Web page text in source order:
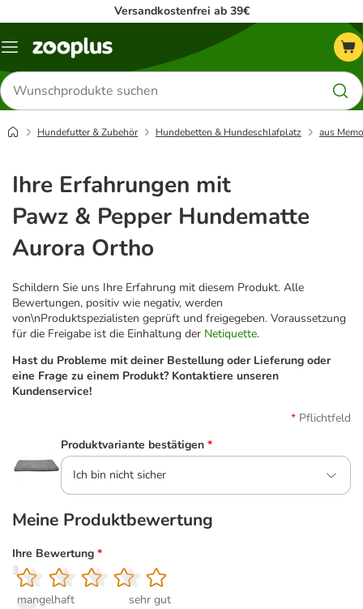
Versandkostenfrei ab 39€
Menü
Produkte
suchen
Hundefutter & Zubehör Hundebetten & Hundeschlafplatz aus
Ihre Erfahrungen mit
Pawz & Pepper Hundematte
Aurora Ortho
Schildern Sie uns Ihre Erfahrung mit diesem Produkt. Alle
Bewertungen, positiv wie negativ, werden
von\nProduktspezialisten geprüft und freigegeben. Voraussetzung
für die Freigabe ist die Einhaltung der Netiquette.
Hast du Probleme mit deiner Bestellung oder Lieferung oder
eine Frage zu einem Produkt? Kontaktiere unseren
Kundenservice!
Pflichtfeld
Produktvariante bestätigen *
Ich bin nicht sicher
Meine Produktbewertung
Ihre Bewertung *
1
mangelhaft
2
3
4
5
sehr gut